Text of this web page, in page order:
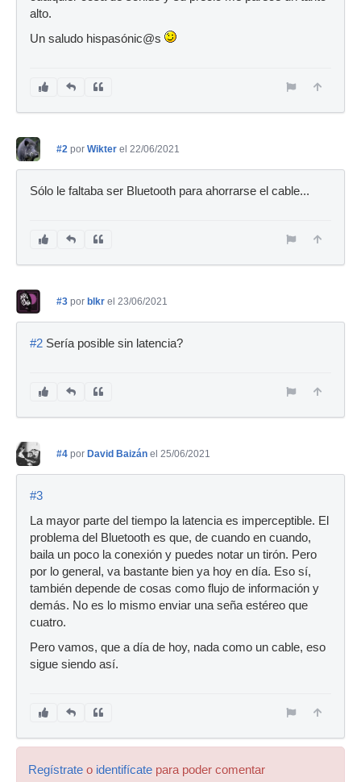
alto.
Un saludo hispasónic@s
#2 por Wikter el 22/06/2021
Sólo le faltaba ser Bluetooth para ahorrarse el cable...
#3 por blkr el 23/06/2021
#2 Sería posible sin latencia?
#4 por David Baizán el 25/06/2021
#3
La mayor parte del tiempo la latencia es imperceptible. El
problema del Bluetooth es que, de cuando en cuando,
baila un poco la conexión y puedes notar un tirón. Pero
por lo general, va bastante bien ya hoy en día. Eso sí,
también depende de cosas como flujo de información y
demás. No es lo mismo enviar una seña estéreo que
cuatro.
Pero vamos, que a día de hoy, nada como un cable, eso
sigue siendo así.
Regístrate o identifícate para poder comentar